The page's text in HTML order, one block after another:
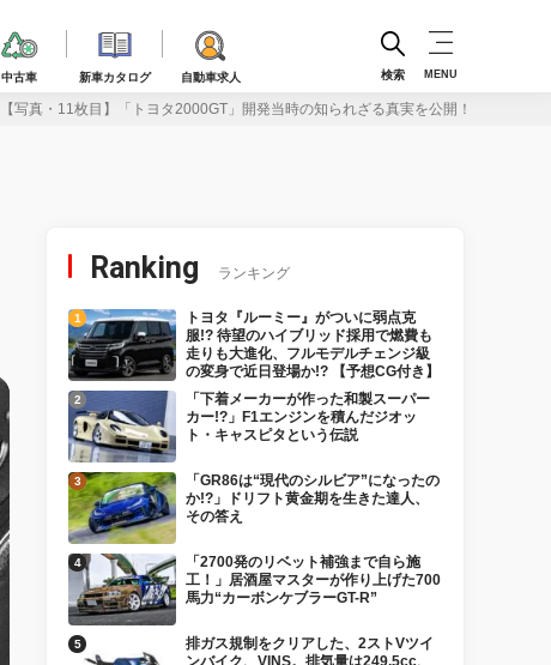
中古車 新車カタログ 自動車求人 検索 MENU
【写真・11枚目】「トヨタ2000GT」開発当時の知られざる真実を公開！【
Ranking ランキング
トヨタ『ルーミー』がついに弱点克
服!? 待望のハイブリッド採用で燃費も
走りも大進化、フルモデルチェンジ級
の変身で近日登場か!? 【予想CG付き】
「下着メーカーが作った和製スーパー
カー!?」F1エンジンを積んだジオッ
ト・キャスピタという伝説
「GR86は“現代のシルビア”になったの
か!?」ドリフト黄金期を生きた達人、
その答え
「2700発のリベット補強まで自ら施
工！」居酒屋マスターが作り上げた700
馬力“カーボンケブラーGT-R”
排ガス規制をクリアした、2ストVツイ
ンバイク、VINS。排気量は249.5cc、